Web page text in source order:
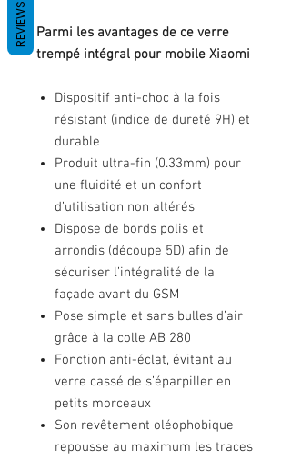
Parmi les avantages de ce verre
trempé intégral pour mobile Xiaomi
Dispositif anti-choc à la fois
résistant (indice de dureté 9H) et
durable
Produit ultra-fin (0.33mm) pour
une fluidité et un confort
d’utilisation non altérés
Dispose de bords polis et
arrondis (découpe 5D) afin de
sécuriser l’intégralité de la
façade avant du GSM
Pose simple et sans bulles d’air
grâce à la colle AB 280
Fonction anti-éclat, évitant au
verre cassé de s’éparpiller en
petits morceaux
Son revêtement oléophobique
repousse au maximum les traces
REVIEWS